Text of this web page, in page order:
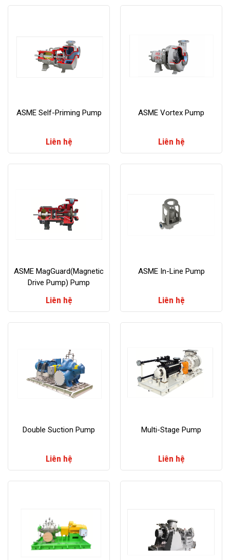
ASME Self-Priming Pump
Liên hệ
ASME Vortex Pump
Liên hệ
ASME MagGuard(Magnetic
Drive Pump) Pump
Liên hệ
ASME In-Line Pump
Liên hệ
Double Suction Pump
Liên hệ
Multi-Stage Pump
Liên hệ